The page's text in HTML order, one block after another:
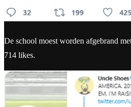
De school moest worden afgebrand
714 likes.